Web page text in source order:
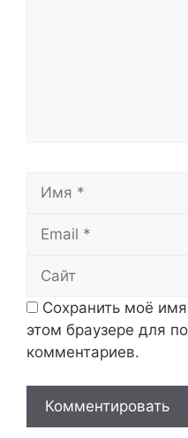
Сохранить моё
этом браузере для
комментариев.